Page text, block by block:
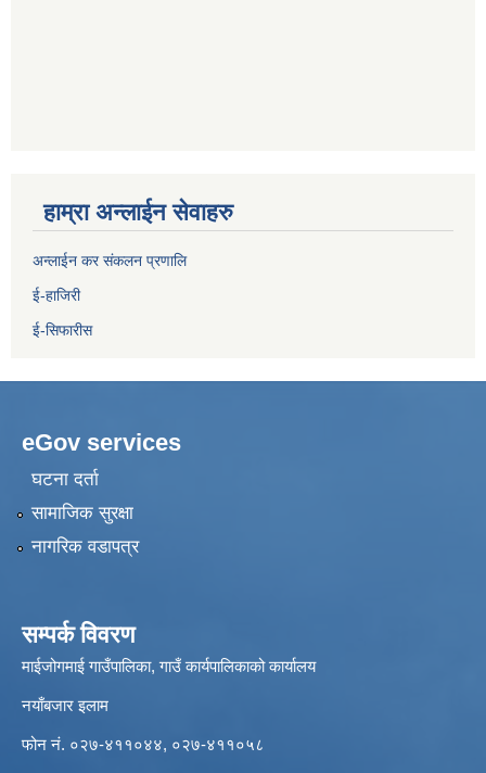
हाम्रा अन्लाईन सेवाहरु
अन्लाईन कर संकलन प्रणालि
ई-हाजिरी
ई-सिफारीस
eGov services
घटना दर्ता
सामाजिक सुरक्षा
नागरिक वडापत्र
सम्पर्क विवरण
माईजोगमाई गाउँपालिका, गाउँ कार्यपालिकाको कार्यालय
नयाँबजार इलाम
फोन नं. ०२७-४११०४४, ०२७-४११०५८